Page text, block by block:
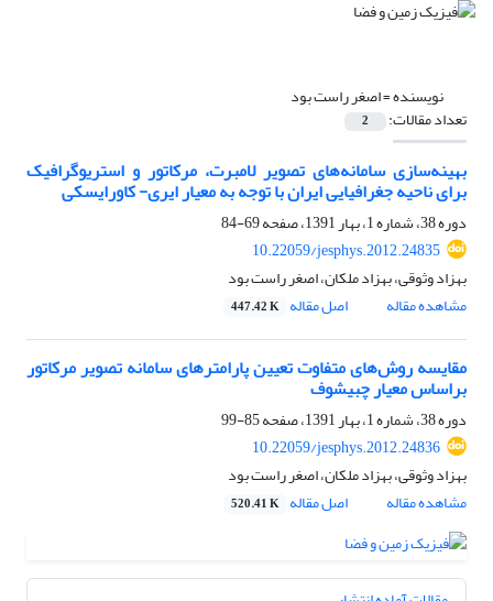
نویسنده =اصغر راست بود
تعداد مقالات: 2
بهینه‌سازی سامانه‌های تصویر لامبرت، مرکاتور و استریوگرافیک
برای ناحیه جغرافیایی ایران با توجه به معیار ایری- کاورایسکی
دوره 38، شماره 1، بهار 1391، صفحه
69-84
10.22059/jesphys.2012.24835
بهزاد وثوقی، بهزاد ملکان، اصغر راست بود
مشاهده مقاله
اصل مقاله 447.42 K
مقایسه روش‌های متفاوت تعیین پارامترهای سامانه تصویر مرکاتور
براساس معیار چبیشوف
دوره 38، شماره 1، بهار 1391، صفحه
85-99
10.22059/jesphys.2012.24836
بهزاد وثوقی، بهزاد ملکان، اصغر راست بود
مشاهده مقاله
اصل مقاله 520.41 K